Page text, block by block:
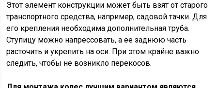
Этот элемент конструкции может быть взят от старого
транспортного средства, например, садовой тачки. Для
его крепления необходима дополнительная труба.
Ступицу можно напрессовать, а ее заднюю часть
расточить и укрепить на оси. При этом крайне важно
следить, чтобы не возникло перекосов.